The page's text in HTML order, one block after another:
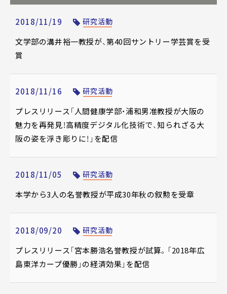
2018/11/19 研究活動
文学部の溝井裕一教授が、第40回サントリー学芸賞を受
賞
2018/11/16 研究活動
プレスリリース「人間健康学部・浦和男准教授が大阪の
魅力を再発見！高精度デジタル化技術で、知られざる大
阪の姿を浮き彫りに！」を配信
2018/11/05 研究活動
本学から3人の名誉教授が平成30年秋の叙勲を受章
2018/09/20 研究活動
プレスリリース「宮本勝浩名誉教授が試算。「2018年広
島東洋カープ優勝」の経済効果」を配信